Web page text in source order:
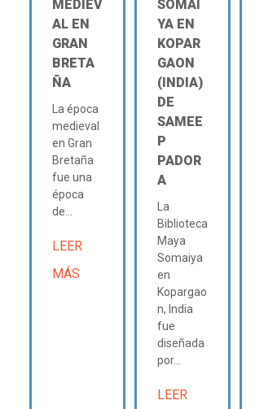
MEDIEV
AL EN
GRAN
BRETA
ÑA
La época
medieval
en Gran
Bretaña
fue una
época
de...
LEER
MÁS
SOMAI
YA EN
KOPAR
GAON
(INDIA)
DE
SAMEE
P
PADOR
A
La
Biblioteca
Maya
Somaiya
en
Kopargao
n, India
fue
diseñada
por...
LEER